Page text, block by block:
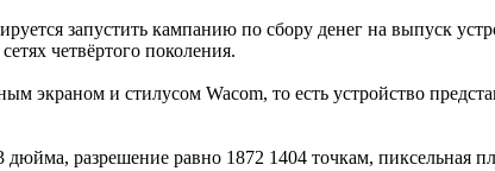
запустить кампанию по сбору денег на выпуск
четвёртого поколения.
экраном и стилусом Wacom, то есть устройство
дюйма, разрешение равно 1872 1404 точкам, пиксельная